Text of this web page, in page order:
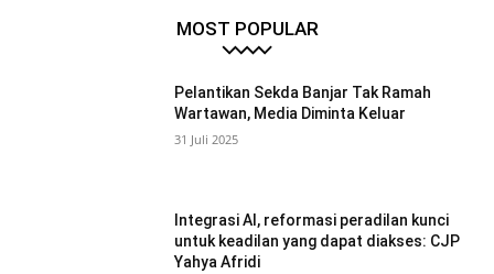
MOST POPULAR
Pelantikan Sekda Banjar Tak Ramah
Wartawan, Media Diminta Keluar
31 Juli 2025
Integrasi AI, reformasi peradilan kunci
untuk keadilan yang dapat diakses: CJP
Yahya Afridi